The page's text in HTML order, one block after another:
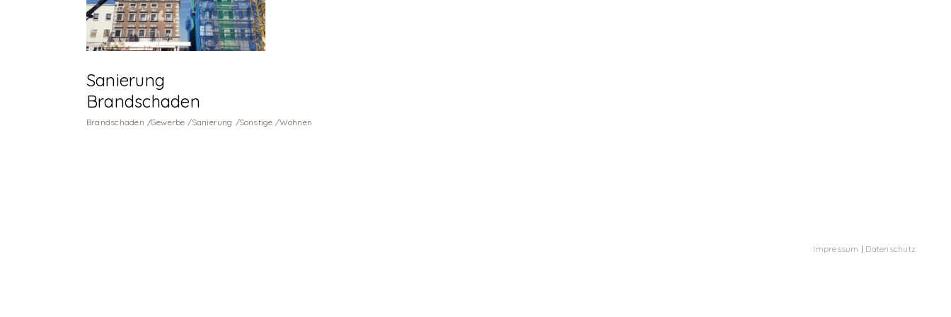
Sanierung
Brandschaden
Brandschaden Gewerbe Sanierung Sonstige Wohnen
Impressum | Datenschutz